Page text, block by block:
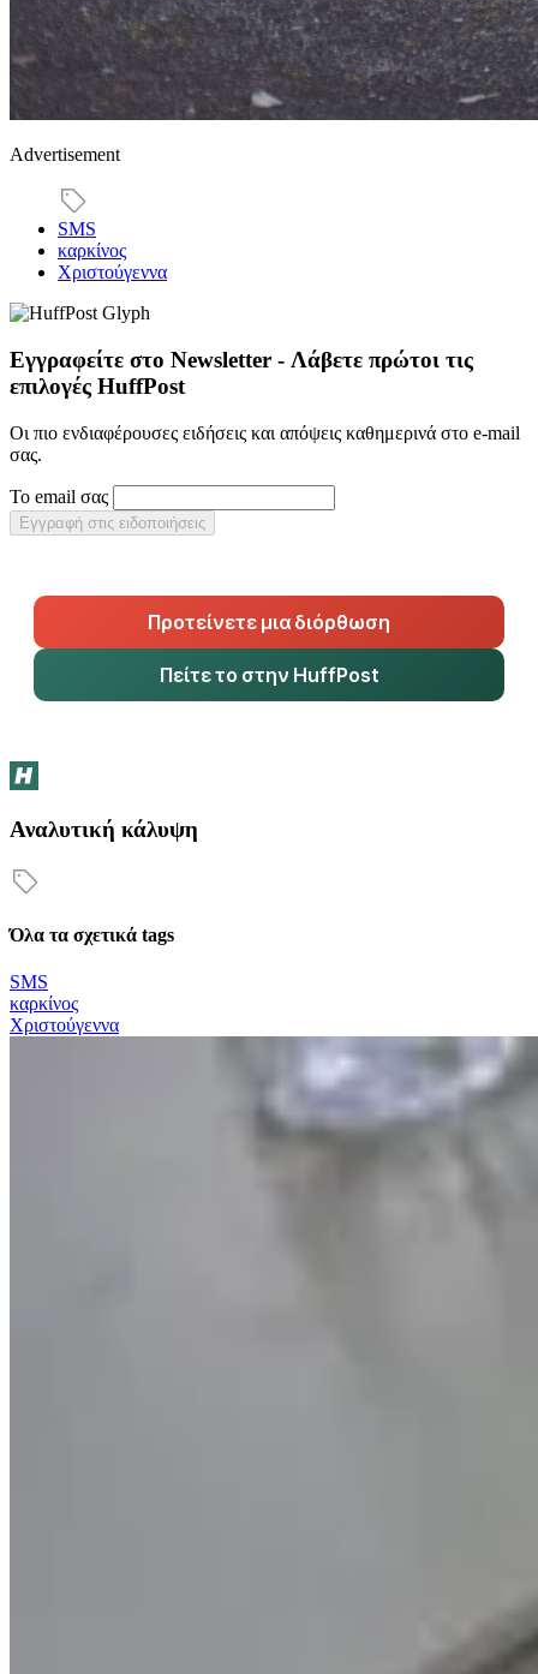
Advertisement
SMS
καρκίνος
Χριστούγεννα
Εγγραφείτε στο Newsletter - Λάβετε πρώτοι τις
επιλογές HuffPost
Οι πιο ενδιαφέρουσες ειδήσεις και απόψεις καθημερινά στο e-mail
σας.
Το email σας
Εγγραφή στις ειδοποιήσεις
Προτείνετε μια διόρθωση
Πείτε το στην HuffPost
Αναλυτική κάλυψη
Όλα τα σχετικά tags
SMS
καρκίνος
Χριστούγεννα